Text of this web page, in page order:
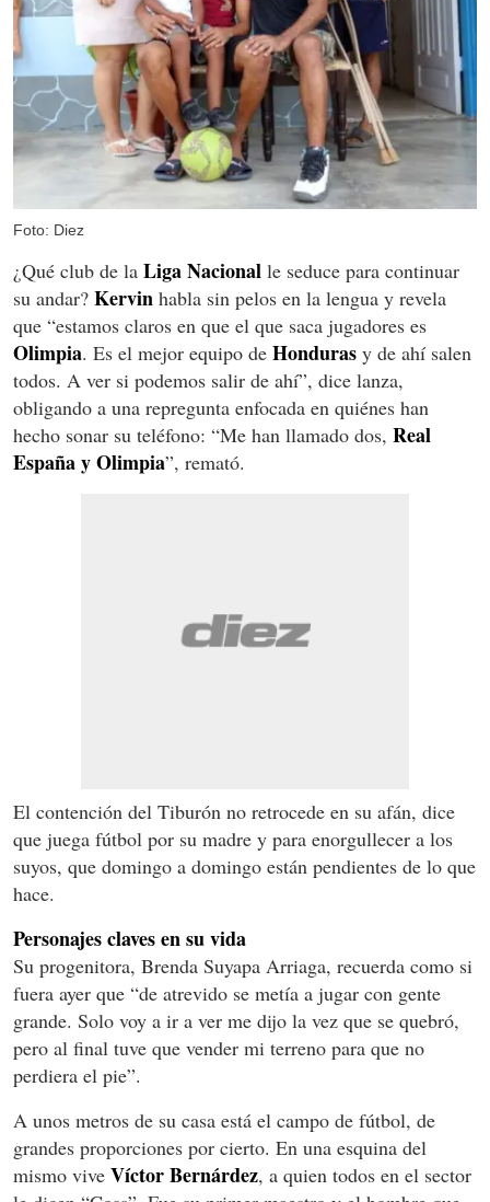
Foto: Diez
¿Qué club de la Liga Nacional le seduce para continuar
su andar? Kervin habla sin pelos en la lengua y revela
que “estamos claros en que el que saca jugadores es
Olimpia. Es el mejor equipo de Honduras y de ahí salen
todos. A ver si podemos salir de ahí”, dice lanza,
obligando a una repregunta enfocada en quiénes han
hecho sonar su teléfono: “Me han llamado dos, Real
España y Olimpia”, remató.
El contención del Tiburón no retrocede en su afán, dice
que juega fútbol por su madre y para enorgullecer a los
suyos, que domingo a domingo están pendientes de lo que
hace.
Personajes claves en su vida
Su progenitora, Brenda Suyapa Arriaga, recuerda como si
fuera ayer que “de atrevido se metía a jugar con gente
grande. Solo voy a ir a ver me dijo la vez que se quebró,
pero al final tuve que vender mi terreno para que no
perdiera el pie”.
A unos metros de su casa está el campo de fútbol, de
grandes proporciones por cierto. En una esquina del
mismo vive Víctor Bernárdez, a quien todos en el sector